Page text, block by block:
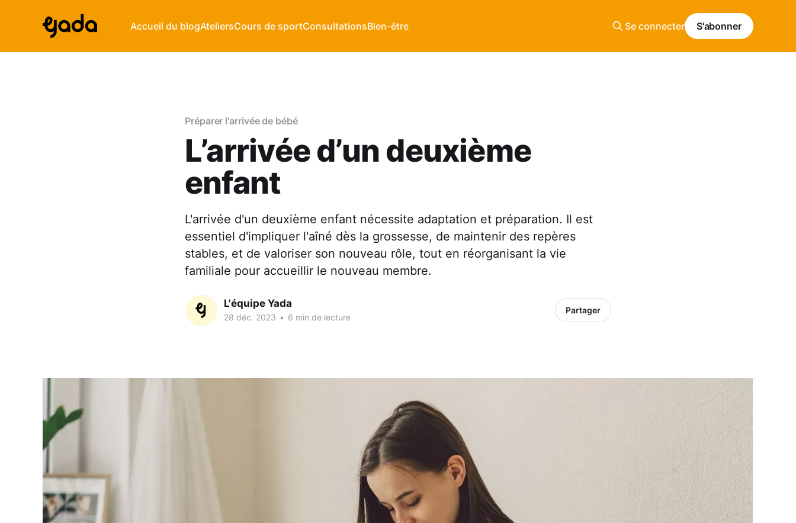
Accueil du blogAteliersCours de sportConsultationsBien-être Se connecter S'abonner
Préparer l'arrivée de bébé
L’arrivée d’un deuxième
enfant
L'arrivée d'un deuxième enfant nécessite adaptation et préparation. Il est
essentiel d'impliquer l'aîné dès la grossesse, de maintenir des repères
stables, et de valoriser son nouveau rôle, tout en réorganisant la vie
familiale pour accueillir le nouveau membre.
L'équipe Yada
28 déc. 2023 • 6 min de lecture
Partager